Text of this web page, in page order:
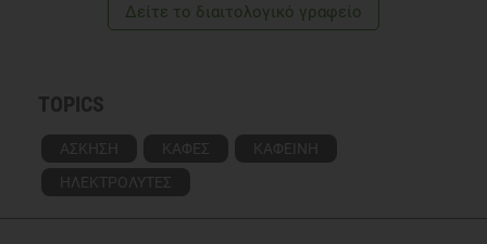
Δείτε το διαιτολογικό γραφείο
TOPICS
ΑΣΚΗΣΗ ΚΑΦΕΣ
ΚΑΦΕΙΝΗ
ΗΛΕΚΤΡΟΛΥΤΕΣ